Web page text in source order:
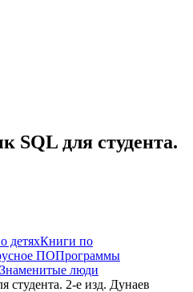
SQL для студента.
детяхКниги по
ПОПрограммы
Знаменитые люди
студента. 2-е изд. Дунаев